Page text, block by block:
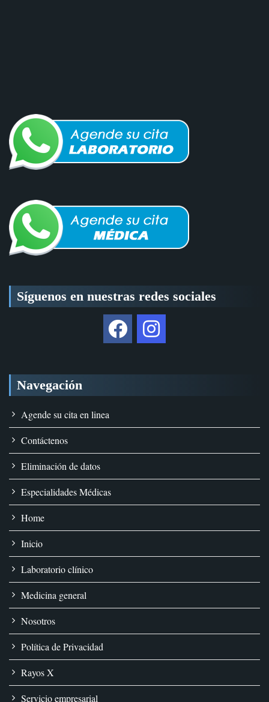
Síguenos en nuestras redes sociales
Navegación
Agende su cita en linea
Contáctenos
Eliminación de datos
Especialidades Médicas
Home
Inicio
Laboratorio clínico
Medicina general
Nosotros
Política de Privacidad
Rayos X
Servicio empresarial